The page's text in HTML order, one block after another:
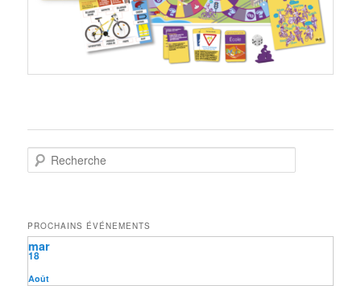
e
r
c
h
e
PROCHAINS ÉVÉNEMENTS
Août
18
mar